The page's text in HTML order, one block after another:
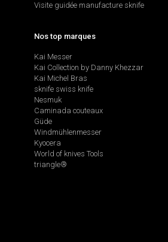
Visite guidée manufacture sknife
Nos top marques
Kai Messer
Kai Collection by Danny Khezzar
Kai Michel Bras
sknife swiss knife
Nesmuk
Caminada couteaux
Güde
Windmühlenmesser
Kyocera
World of knives Tools
triangle®